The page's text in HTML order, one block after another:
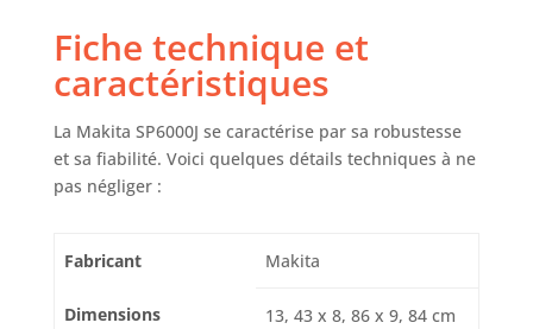
Fiche technique et
caractéristiques
La Makita SP6000J se caractérise par sa robustesse
et sa fiabilité. Voici quelques détails techniques à ne
pas négliger :
Fabricant Makita
Dimensions 13, 43 x 8, 86 x 9, 84 cm